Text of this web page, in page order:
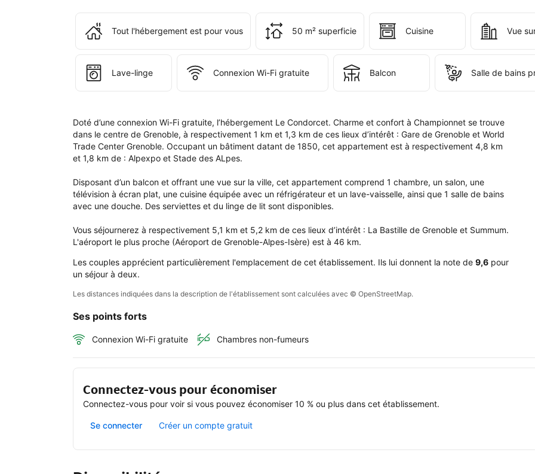
Charme
et
confort
à
Tout l'hébergement est pour vous 50 m² superficie Cuisine Vue
Lave-linge Connexion Wi-Fi gratuite Balcon Salle de bains
Doté d’une connexion Wi-Fi gratuite, l’hébergement Le Condorcet. Charme et confort à Championnet se trouve
dans le centre de Grenoble, à respectivement 1 km et 1,3 km de ces lieux d’intérêt : Gare de Grenoble et World
Trade Center Grenoble. Occupant un bâtiment datant de 1850, cet appartement est à respectivement 4,8 km
et 1,8 km de : Alpexpo et Stade des ALpes.
Disposant d’un balcon et offrant une vue sur la ville, cet appartement comprend 1 chambre, un salon, une
télévision à écran plat, une cuisine équipée avec un réfrigérateur et un lave-vaisselle, ainsi que 1 salle de bains
avec une douche. Des serviettes et du linge de lit sont disponibles.
Vous séjournerez à respectivement 5,1 km et 5,2 km de ces lieux d’intérêt : La Bastille de Grenoble et Summum.
L'aéroport le plus proche (Aéroport de Grenoble-Alpes-Isère) est à 46 km.
Les couples apprécient particulièrement l'emplacement de cet établissement. Ils lui donnent la note de 9,6 pour
un séjour à deux.
Les distances indiquées dans la description de l'établissement sont calculées avec © OpenStreetMap.
Ses points forts
Connexion Wi-Fi gratuite Chambres non-fumeurs
Connectez-vous pour économiser
Connectez-vous pour voir si vous pouvez économiser 10 % ou plus dans cet établissement.
Se connecter Créer un compte gratuit